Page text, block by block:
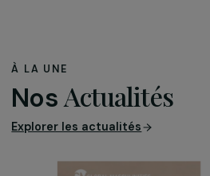
gratuit,
jugement,
leurs